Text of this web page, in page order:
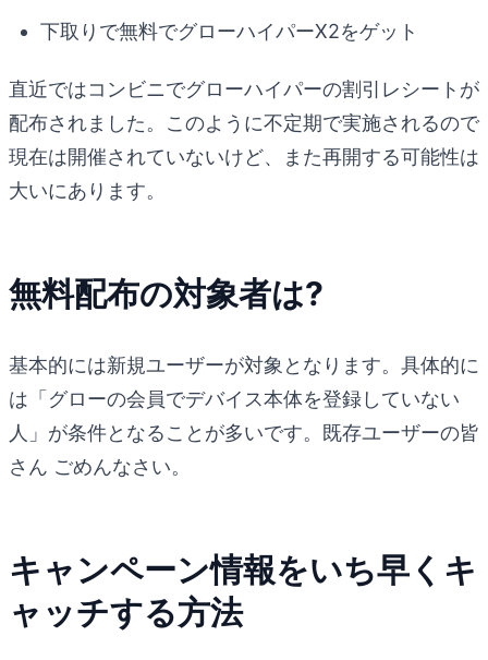
下取りで無料でグローハイパーX2をゲット
直近ではコンビニでグローハイパーの割引レシートが
配布されました。このように不定期で実施されるので
現在は開催されていないけど、また再開する可能性は
大いにあります。
無料配布の対象者は?
基本的には新規ユーザーが対象となります。具体的に
は「グローの会員でデバイス本体を登録していない
人」が条件となることが多いです。既存ユーザーの皆
さん ごめんなさい。
キャンペーン情報をいち早くキ
ャッチする方法